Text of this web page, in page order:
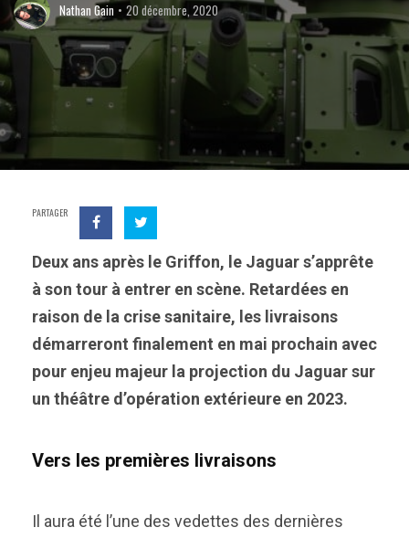
Nathan Gain 20 décembre, 2020
PARTAGER
Deux ans après le Griffon, le Jaguar s’apprête
à son tour à entrer en scène. Retardées en
raison de la crise sanitaire, les livraisons
démarreront finalement en mai prochain avec
pour enjeu majeur la projection du Jaguar sur
un théâtre d’opération extérieure en 2023.
Vers les premières livraisons
Il aura été l’une des vedettes des dernières